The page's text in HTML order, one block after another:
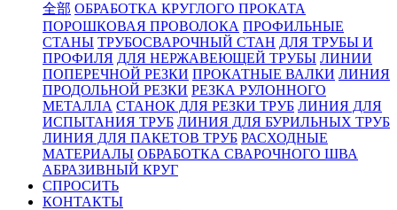
全部 ОБРАБОТКА КРУГЛОГО ПРОКАТА
ПОРОШКОВАЯ ПРОВОЛОКА ПРОФИЛЬНЫЕ
СТАНЫ ТРУБОСВАРОЧНЫЙ СТАН ДЛЯ ТРУБЫ И
ПРОФИЛЯ ДЛЯ НЕРЖАВЕЮЩЕЙ ТРУБЫ ЛИНИИ
ПОПЕРЕЧНОЙ РЕЗКИ ПРОКАТНЫЕ ВАЛКИ ЛИНИЯ
ПРОДОЛЬНОЙ РЕЗКИ РЕЗКА РУЛОННОГО
МЕТАЛЛА СТАНОК ДЛЯ РЕЗКИ ТРУБ ЛИНИЯ ДЛЯ
ИСПЫТАНИЯ ТРУБ ЛИНИЯ ДЛЯ БУРИЛЬНЫХ ТРУБ
ЛИНИЯ ДЛЯ ПАКЕТОВ ТРУБ РАСХОДНЫЕ
МАТЕРИАЛЫ OБРАБОТКА СВАРОЧНОГО ШВА
АБРАЗИВНЫЙ КРУГ
СПРОСИТЬ
КОНТАКТЫ